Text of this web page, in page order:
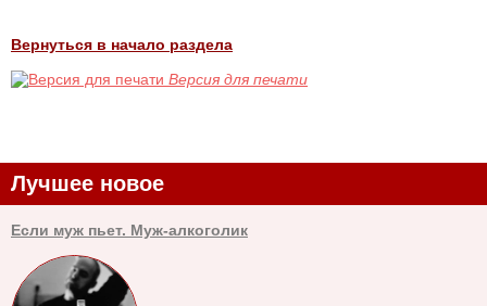
Вернуться в начало раздела
Версия для печати
Лучшее новое
Если муж пьет. Муж-алкоголик